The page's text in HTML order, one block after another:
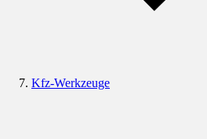
Kfz-Werkzeuge